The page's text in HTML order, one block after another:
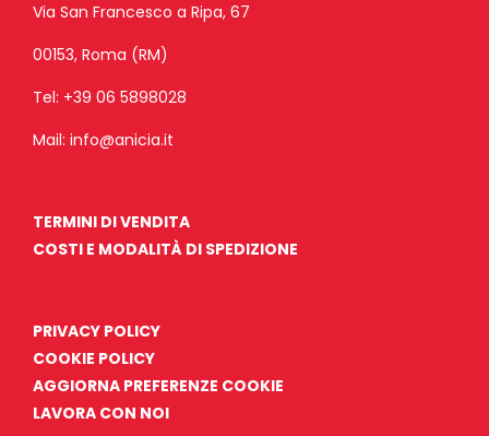
Via San Francesco a Ripa, 67
00153, Roma (RM)
Tel: +39 06 5898028
Mail: info@anicia.it
TERMINI DI VENDITA
COSTI E MODALITÀ DI SPEDIZIONE
PRIVACY POLICY
COOKIE POLICY
AGGIORNA PREFERENZE COOKIE
LAVORA CON NOI